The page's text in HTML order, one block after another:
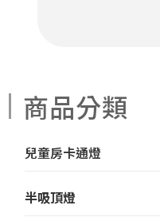
商品分類
兒童房卡通燈
半吸頂燈